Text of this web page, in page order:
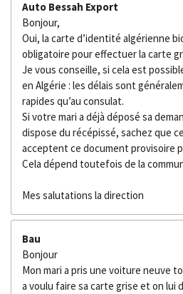
Auto Bessah Export
Bonjour,
Oui, la carte d’identité algérienne
obligatoire pour effectuer la carte
Je vous conseille, si cela est
en Algérie : les délais sont
rapides qu’au consulat.
Si votre mari a déjà déposé sa
dispose du récépissé, sachez que
acceptent ce document provisoire
Cela dépend toutefois de la
Mes salutations la direction
Bau
Bonjour
Mon mari a pris une voiture neuve
a voulu faire sa carte grise et on lui